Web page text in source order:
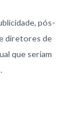
pós-
diretores de
que seriam